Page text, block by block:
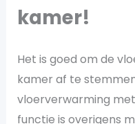
kamer!
Het is goed om de
kamer af te
vloerverwarming met
functie is overigens